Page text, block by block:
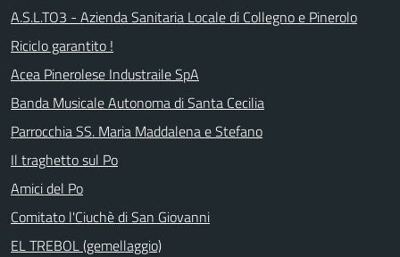
A.S.L.TO3 - Azienda Sanitaria Locale di Collegno e Pinerolo
Riciclo garantito !
Acea Pinerolese Industraile SpA
Banda Musicale Autonoma di Santa Cecilia
Parrocchia SS. Maria Maddalena e Stefano
Il traghetto sul Po
Amici del Po
Comitato l'Ciuchè di San Giovanni
EL TREBOL (gemellaggio)